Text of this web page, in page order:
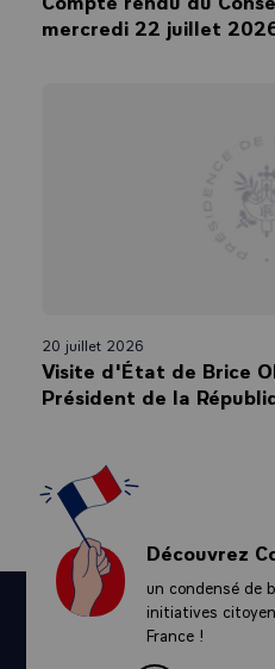
mercredi 22 juillet
20 juillet 2026
Visite d'État de Brice
Président de la
Découvrez
un condensé de
initiatives
France !